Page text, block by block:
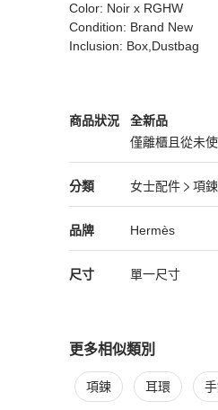
Color: Noir x RGHW
Condition: Brand New
Inclusion: Box,Dustbag
商品狀況
Hermès女士配件商品狀態
全新品
僅離櫃且從未
全新品
分類
Hermès 女士配件分類資訊
女士配件
項鍊
女士配件/項鍊
品牌
Hermès 精品女士配件
Hermès
Hermès 推薦清單
尺寸 單一尺寸
更多相似類別
更多Hermès女士配件
項鍊 耳環